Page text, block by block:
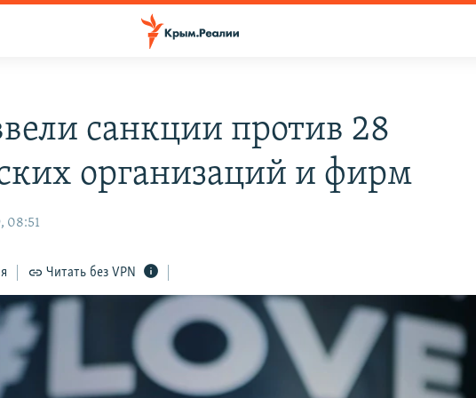
санкции против 28
организаций и фирм
08:51
Читать без VPN